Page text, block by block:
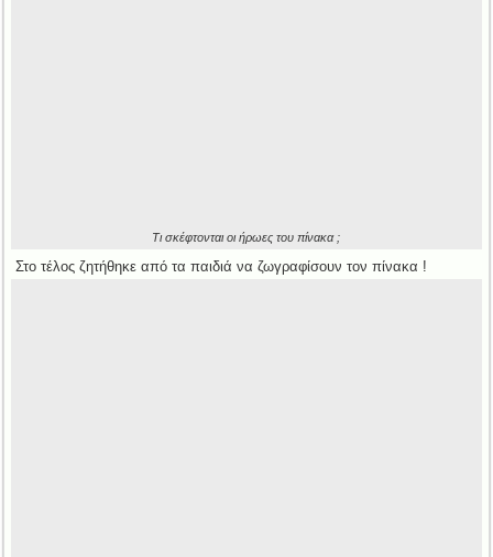
Τι σκέφτονται οι ήρωες του πίνακα ;
Στο τέλος ζητήθηκε από τα παιδιά να ζωγραφίσουν τον πίνακα !